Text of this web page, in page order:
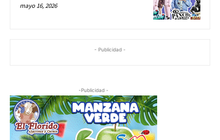
mayo 16, 2026
- Publicidad -
-Publicidad -